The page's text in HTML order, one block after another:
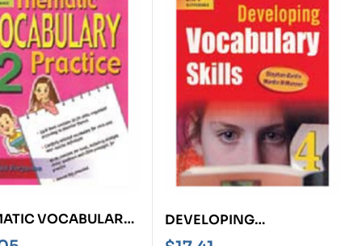
VOCABULARY
DEVELOPING
VOCABULARY SKILLS 4